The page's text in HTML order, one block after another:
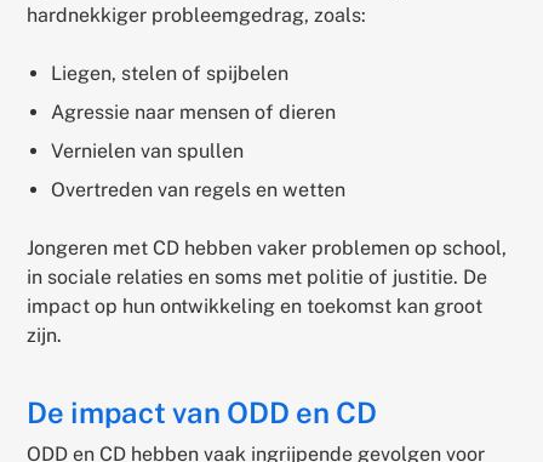
hardnekkiger probleemgedrag, zoals:
Liegen, stelen of spijbelen
Agressie naar mensen of dieren
Vernielen van spullen
Overtreden van regels en wetten
Jongeren met CD hebben vaker problemen op school,
in sociale relaties en soms met politie of justitie. De
impact op hun ontwikkeling en toekomst kan groot
zijn.
De impact van ODD en CD
ODD en CD hebben vaak ingrijpende gevolgen voor